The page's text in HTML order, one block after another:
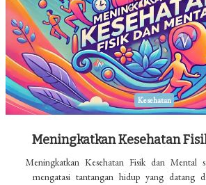
Kesehatan
Meningkatkan Kesehatan
Meningkatkan Kesehatan Fisik dan Mental
mengatasi tantangan hidup yang datang